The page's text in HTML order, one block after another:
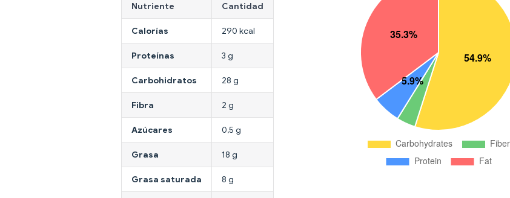
Nutriente Cantidad
Calorías 290 kcal
Proteínas 3 g
Carbohidratos 28 g
Fibra 2 g
Azúcares 0,5 g
Grasa 18 g
Grasa saturada 8 g